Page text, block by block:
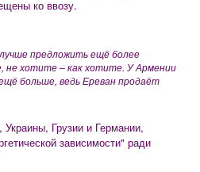
ко ввозу.
предложить ещё более
не хотите – как хотите. У Армении
больше, ведь Ереван продаёт
Грузии и Германии,
зависимости" ради